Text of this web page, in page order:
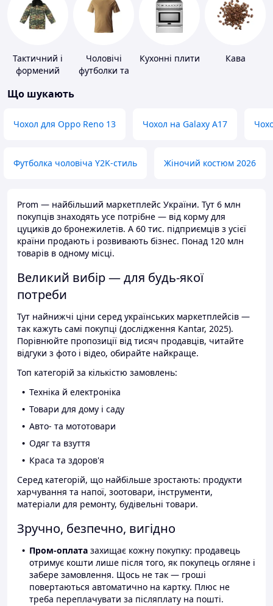
Тактичний і
формений
Чоловічі
футболки та
Кухонні плити Кава
Що шукають
Чохол для Oppo Reno 13 Чохол на Galaxy A17
Футболка чоловіча Y2K-стиль Жіночий костюм 2026
Prom — найбільший маркетплейс України. Тут 6 млн
покупців знаходять усе потрібне — від корму для
цуциків до бронежилетів. А 60 тис. підприємців з усієї
країни продають і розвивають бізнес. Понад 120 млн
товарів в одному місці.
Великий вибір — для будь-якої
потреби
Тут найнижчі ціни серед українських маркетплейсів —
так кажуть самі покупці (дослідження Kantar, 2025).
Порівнюйте пропозиції від тисяч продавців, читайте
відгуки з фото і відео, обирайте найкраще.
Топ категорій за кількістю замовлень:
Техніка й електроніка
Товари для дому і саду
Авто- та мототовари
Одяг та взуття
Краса та здоров'я
Серед категорій, що найбільше зростають: продукти
харчування та напої, зоотовари, інструменти,
матеріали для ремонту, будівельні товари.
Зручно, безпечно, вигідно
Пром-оплата захищає кожну покупку: продавець
отримує кошти лише після того, як покупець огляне і
забере замовлення. Щось не так — гроші
повертаються автоматично на картку. Плюс не
треба переплачувати за післяплату на пошті.